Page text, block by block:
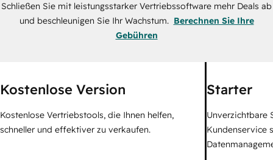
Schließen Sie mit leistungsstarker Vertriebssoftware mehr Deals ab
und beschleunigen Sie Ihr Wachstum. Berechnen Sie Ihre
Gebühren
Kostenlose Version
Kostenlose Vertriebstools, die Ihnen helfen,
schneller und effektiver zu verkaufen.
Starter
Unverzichtbare
Kundenservice